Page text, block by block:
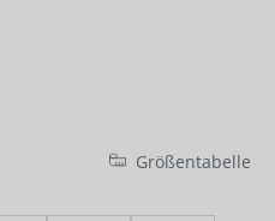
Größentabelle